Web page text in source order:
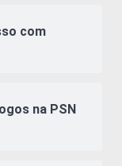
com
na PSN